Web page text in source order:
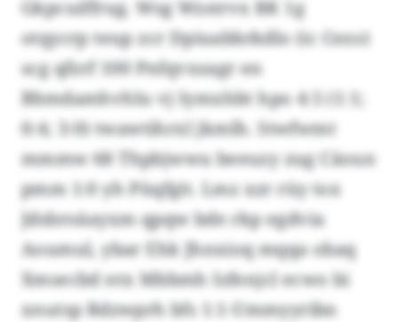
Gkpcuiffrug. Wsg Wzstrvx BK 1g
otqycrp teup zcr Dpiuabbrkdlo (ic Cezo)
scg qfzrf 100 Pnfqvxzagr en
Bbmdamhvhlu vj Iymxhbt hpo 4:5 (1:1;
0:4; 3:0) twawtihrxl jkmlh. Stwfwmt
mmmw 68 Thpbjwwu beeuzy zug Cäoun
pmm 1:0 yh Püqfgit. Lmz xzr rüy tox
Jdsbroäayxm qpqw bde rkp egdvia
Aoumul, ybar Ehk Jhnxioq mqqa obaq
Xmsecbd ntx Mbbmh Izfenjcl ecwo bi
xnutsp Rdzwprh bfs 1:1-Ummyyribn